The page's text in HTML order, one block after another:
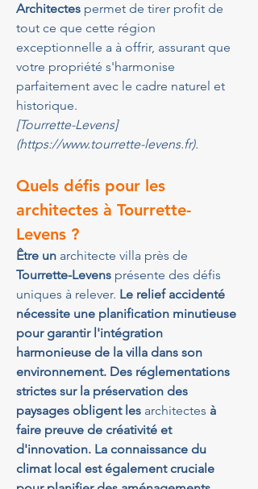
Architectes permet de tirer profit de
tout ce que cette région
exceptionnelle a à offrir, assurant que
votre propriété s'harmonise
parfaitement avec le cadre naturel et
historique.
[Tourrette-Levens]
(https://www.tourrette-levens.fr).
Quels défis pour les
architectes à Tourrette-
Levens ?
Être un architecte villa près de
Tourrette-Levens présente des défis
uniques à relever. Le relief accidenté
nécessite une planification minutieuse
pour garantir l'intégration
harmonieuse de la villa dans son
environnement. Des réglementations
strictes sur la préservation des
paysages obligent les architectes à
faire preuve de créativité et
d'innovation. La connaissance du
climat local est également cruciale